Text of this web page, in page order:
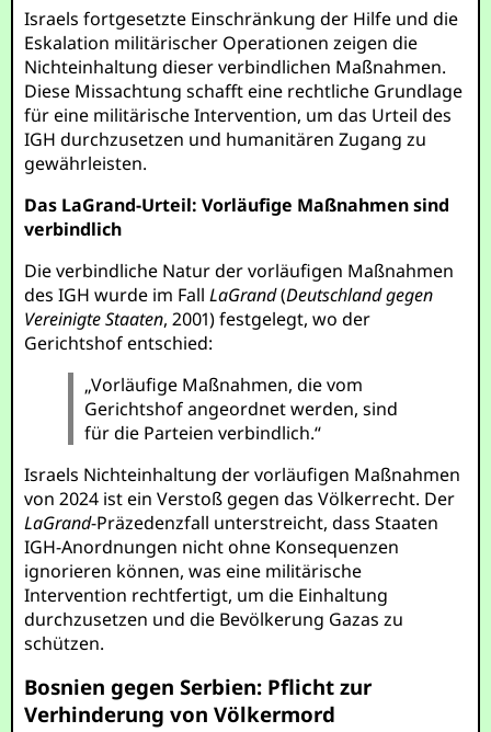
Israels fortgesetzte Einschränkung der Hilfe und die
Eskalation militärischer Operationen zeigen die
Nichteinhaltung dieser verbindlichen Maßnahmen.
Diese Missachtung schafft eine rechtliche Grundlage
für eine militärische Intervention, um das Urteil des
IGH durchzusetzen und humanitären Zugang zu
gewährleisten.
Das LaGrand-Urteil: Vorläufige Maßnahmen sind
verbindlich
Die verbindliche Natur der vorläufigen Maßnahmen
des IGH wurde im FallLaGrand(Deutschland gegen
Vereinigte Staaten, 2001) festgelegt, wo der
Gerichtshof entschied:
„Vorläufige Maßnahmen, die vom
Gerichtshof angeordnet werden, sind
für die Parteien verbindlich.“
Israels Nichteinhaltung der vorläufigen Maßnahmen
von 2024 ist ein Verstoß gegen das Völkerrecht. Der
LaGrand-Präzedenzfall unterstreicht, dass Staaten
IGH-Anordnungen nicht ohne Konsequenzen
ignorieren können, was eine militärische
Intervention rechtfertigt, um die Einhaltung
durchzusetzen und die Bevölkerung Gazas zu
schützen.
Bosnien gegen Serbien: Pflicht zur
Verhinderung von Völkermord